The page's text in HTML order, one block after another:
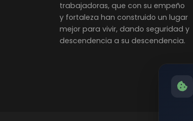
trabajadoras, que con su empeño
y fortaleza han construido un lugar
mejor para vivir, dando seguridad y
descendencia a su descendencia.